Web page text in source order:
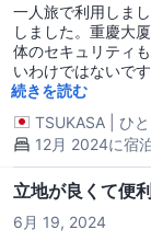
一人旅で利用しま
しました。重慶大
体のセキュリティ
いわけではないで
た。 良かった点 アクセスが良い 部屋が広い 充分な清潔さ 悪かっ
た点 初めて行くと
路での会話が聞こ
続きを読む
TSUKASA
ひ
12月 2024に宿
立地が良くて便
6月 19, 2024